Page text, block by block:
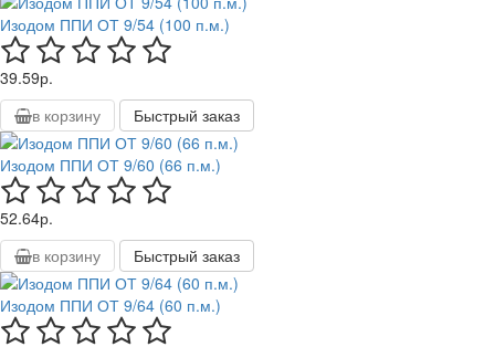
Изодом ППИ ОТ 9/54 (100 п.м.)
39.59р.
в корзину
Быстрый заказ
Изодом ППИ ОТ 9/60 (66 п.м.)
52.64р.
в корзину
Быстрый заказ
Изодом ППИ ОТ 9/64 (60 п.м.)